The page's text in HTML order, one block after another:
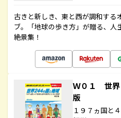
古きと新しき、東と西が調和する
ブ。「地球の歩き方」が贈る、人
絶景集！
Ｗ０１ 世
版
１９７ヵ国と